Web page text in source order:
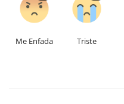
Me Enfada Triste